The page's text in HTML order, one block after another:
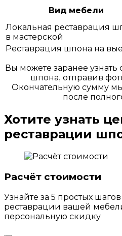
Вид мебели
Локальная реставрация
в мастерской
Реставрация шпона на
Вы можете заранее узнать
шпона, отправив
Окончательную сумму
после
Хотите узнать
реставрации
Расчёт стоимости
Узнайте за 5 простых
реставрации вашей
персональную скидку